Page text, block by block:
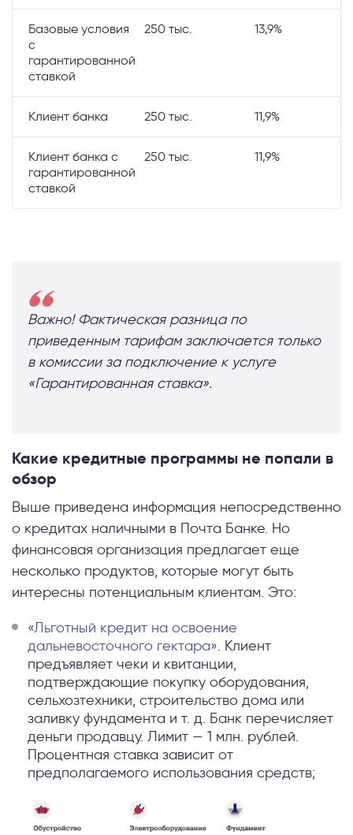
Базовые условия
с
гарантированной
ставкой
250 тыс. 13,9%
Клиент банка 250 тыс. 11,9%
Клиент банка с
гарантированной
ставкой
250 тыс. 11,9%
Важно! Фактическая разница по
приведенным тарифам заключается только
в комиссии за подключение к услуге
«Гарантированная ставка».
Какие кредитные программы не попали в
обзор
Выше приведена информация непосредственно
о кредитах наличными в Почта Банке. Но
финансовая организация предлагает еще
несколько продуктов, которые могут быть
интересны потенциальным клиентам. Это:
«Льготный кредит на освоение
дальневосточного гектара». Клиент
предъявляет чеки и квитанции,
подтверждающие покупку оборудования,
сельхозтехники, строительство дома или
заливку фундамента и т. д. Банк перечисляет
деньги продавцу. Лимит — 1 млн. рублей.
Процентная ставка зависит от
предполагаемого использования средств;